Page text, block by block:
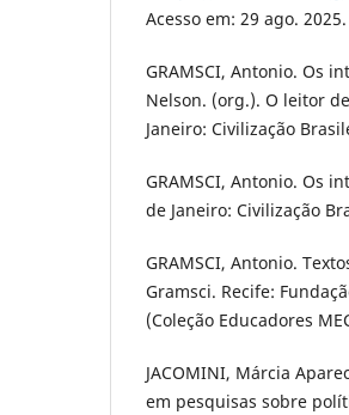
Acesso em: 29 ago. 2025.
GRAMSCI, Antonio. Os
Nelson. (org.). O leitor
Janeiro: Civilização
GRAMSCI, Antonio. Os
de Janeiro: Civilização
GRAMSCI, Antonio.
Gramsci. Recife:
(Coleção Educadores
JACOMINI, Márcia
em pesquisas sobre